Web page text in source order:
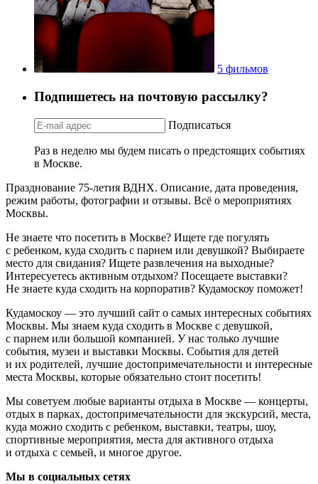
5 фильмов
Подпишетесь на почтовую рассылку?
Подписаться
Раз в неделю мы будем писать о предстоящих событиях
в Москве.
Празднование 75-летия ВДНХ. Описание, дата проведения,
режим работы, фотографии и отзывы. Всё о мероприятиях
Москвы.
Не знаете что посетить в Москве? Ищете где погулять
с ребенком, куда сходить с парнем или девушкой? Выбираете
место для свидания? Ищете развлечения на выходные?
Интересуетесь активным отдыхом? Посещаете выставки?
Не знаете куда сходить на корпоратив? Кудамоскоу поможет!
Кудамоскоу — это лучший сайт о самых интересных событиях
Москвы. Мы знаем куда сходить в Москве с девушкой,
с парнем или большой компанией. У нас только лучшие
события, музеи и выставки Москвы. События для детей
и их родителей, лучшие достопримечательности и интересные
места Москвы, которые обязательно стоит посетить!
Мы советуем любые варианты отдыха в Москве — концерты,
отдых в парках, достопримечательности для экскурсий, места,
куда можно сходить с ребенком, выставки, театры, шоу,
спортивные мероприятия, места для активного отдыха
и отдыха с семьей, и многое другое.
Мы в социальных сетях